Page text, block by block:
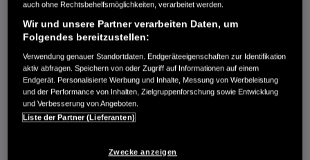
Gumattenkirchener Str. 7
RUFEN SIE UNS AN:
08631-18460-0
Route planen
Händlerbestand anzeigen
auch ohne Rechtsbehelfsmöglichkeiten, verarbeitet werden.
Wir und unsere Partner verarbeiten Daten, um
Folgendes bereitzustellen:
Verwendung genauer Standortdaten. Endgeräteeigenschaften zur Identifikation
aktiv abfragen. Speichern von oder Zugriff auf Informationen auf einem
Endgerät. Personalisierte Werbung und Inhalte, Messung von Werbeleistung
und der Performance von Inhalten, Zielgruppenforschung sowie Entwicklung
und Verbesserung von Angeboten.
Liste der Partner (Lieferanten)
Zwecke anzeigen